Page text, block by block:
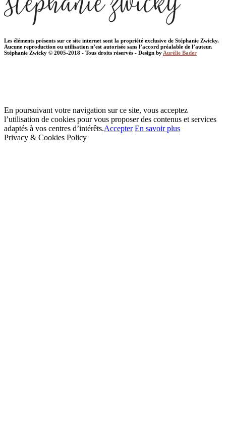
Les éléments présents sur ce site internet sont la propriété exclusive de Stéphanie Zwicky.
Aucune reproduction ou utilisation n’est autorisée sans l’accord préalable de l’auteur.
Stéphanie Zwicky © 2005-2018 - Tous droits réservés - Design by Aurélie Bader
En poursuivant votre navigation sur ce site, vous acceptez
l’utilisation de cookies pour vous proposer des contenus et services
adaptés à vos centres d’intérêts.Accepter En savoir plus
Privacy & Cookies Policy